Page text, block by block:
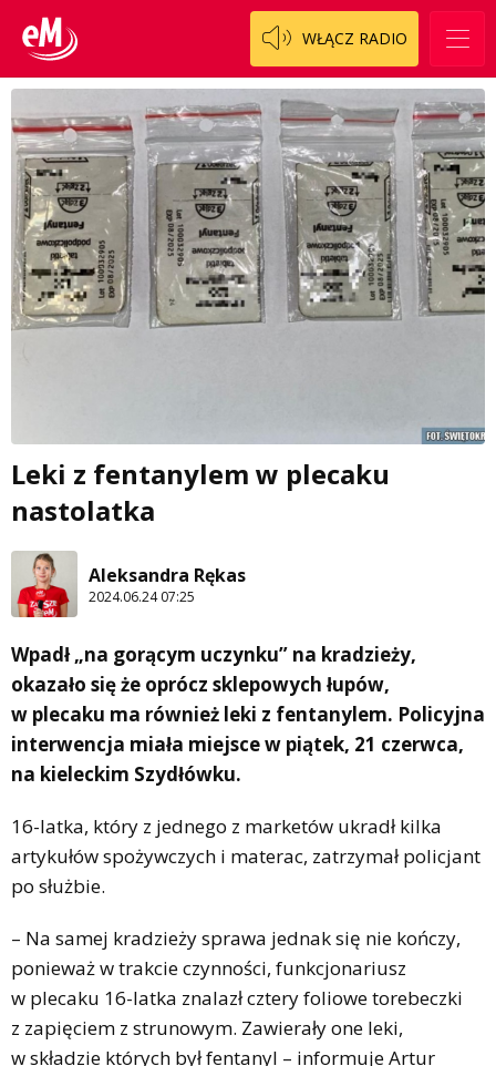
WŁĄCZ RADIO
Leki z fentanylem w plecaku
nastolatka
Aleksandra Rękas
2024.06.24 07:25
Wpadł „na gorącym uczynku” na kradzieży,
okazało się że oprócz sklepowych łupów,
w plecaku ma również leki z fentanylem. Policyjna
interwencja miała miejsce w piątek, 21 czerwca,
na kieleckim Szydłówku.
16-latka, który z jednego z marketów ukradł kilka
artykułów spożywczych i materac, zatrzymał policjant
po służbie.
– Na samej kradzieży sprawa jednak się nie kończy,
ponieważ w trakcie czynności, funkcjonariusz
w plecaku 16-latka znalazł cztery foliowe torebeczki
z zapięciem z strunowym. Zawierały one leki,
w składzie których był fentanyl – informuje Artur